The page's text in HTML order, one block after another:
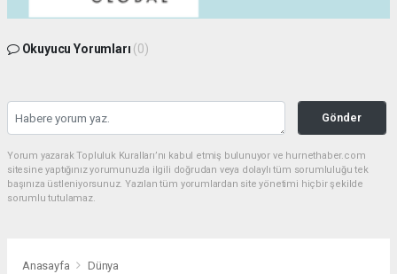
Okuyucu Yorumları (0)
Gönder
Yorum yazarak Topluluk Kuralları’nı kabul etmiş bulunuyor ve hurnethaber.com
sitesine yaptığınız yorumunuzla ilgili doğrudan veya dolaylı tüm sorumluluğu tek
başınıza üstleniyorsunuz. Yazılan tüm yorumlardan site yönetimi hiçbir şekilde
sorumlu tutulamaz.
Anasayfa Dünya